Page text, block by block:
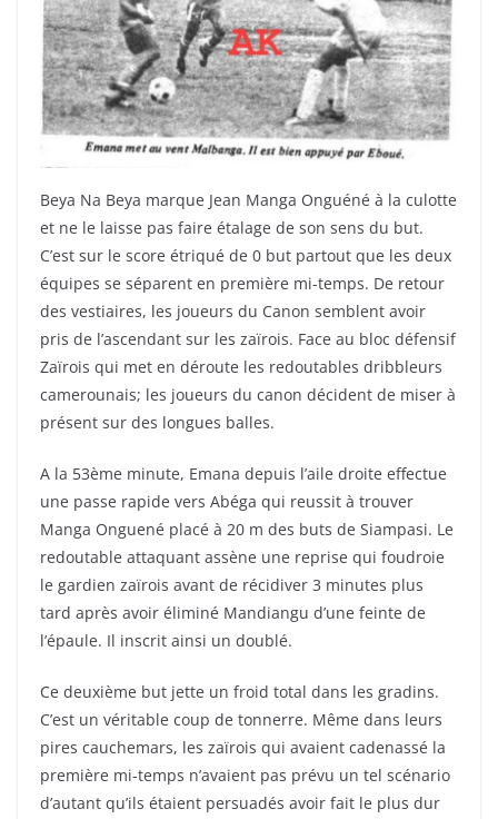
Beya Na Beya marque Jean Manga Onguéné à la culotte
et ne le laisse pas faire étalage de son sens du but.
C’est sur le score étriqué de 0 but partout que les deux
équipes se séparent en première mi-temps. De retour
des vestiaires, les joueurs du Canon semblent avoir
pris de l’ascendant sur les zaïrois. Face au bloc défensif
Zaïrois qui met en déroute les redoutables dribbleurs
camerounais; les joueurs du canon décident de miser à
présent sur des longues balles.
A la 53ème minute, Emana depuis l’aile droite effectue
une passe rapide vers Abéga qui reussit à trouver
Manga Onguené placé à 20 m des buts de Siampasi. Le
redoutable attaquant assène une reprise qui foudroie
le gardien zaïrois avant de récidiver 3 minutes plus
tard après avoir éliminé Mandiangu d’une feinte de
l’épaule. Il inscrit ainsi un doublé.
Ce deuxième but jette un froid total dans les gradins.
C’est un véritable coup de tonnerre. Même dans leurs
pires cauchemars, les zaïrois qui avaient cadenassé la
première mi-temps n’avaient pas prévu un tel scénario
d’autant qu’ils étaient persuadés avoir fait le plus dur